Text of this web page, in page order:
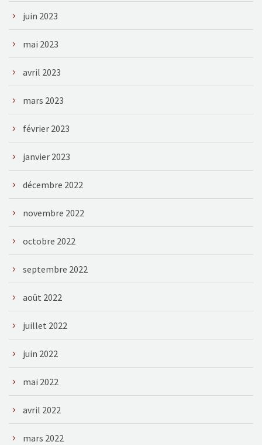
juin 2023
mai 2023
avril 2023
mars 2023
février 2023
janvier 2023
décembre 2022
novembre 2022
octobre 2022
septembre 2022
août 2022
juillet 2022
juin 2022
mai 2022
avril 2022
mars 2022